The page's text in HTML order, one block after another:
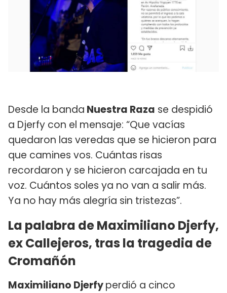
Desde la banda Nuestra Raza se despidió
a Djerfy con el mensaje: “Que vacías
quedaron las veredas que se hicieron para
que camines vos. Cuántas risas
recordaron y se hicieron carcajada en tu
voz. Cuántos soles ya no van a salir más.
Ya no hay más alegría sin tristezas”.
La palabra de Maximiliano Djerfy,
ex Callejeros, tras la tragedia de
Cromañón
Maximiliano Djerfyperdió a cinco